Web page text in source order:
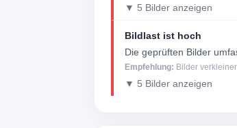
▼ 5 Bilder anzeigen
Bildlast ist hoch
Die geprüften Bilder
Empfehlung: Bilder
▼ 5 Bilder anzeigen